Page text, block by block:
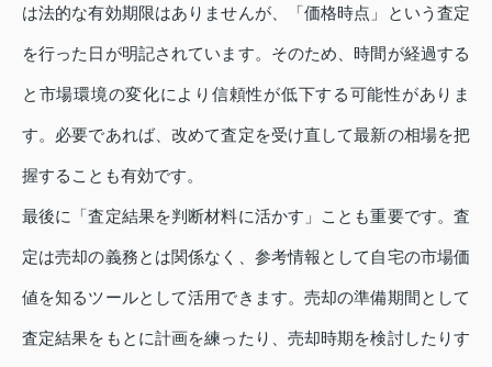
は法的な有効期限はありませんが、「価格時点」という査定
を行った日が明記されています。そのため、時間が経過する
と市場環境の変化により信頼性が低下する可能性がありま
す。必要であれば、改めて査定を受け直して最新の相場を把
握することも有効です。
最後に「査定結果を判断材料に活かす」ことも重要です。査
定は売却の義務とは関係なく、参考情報として自宅の市場価
値を知るツールとして活用できます。売却の準備期間として
査定結果をもとに計画を練ったり、売却時期を検討したりす